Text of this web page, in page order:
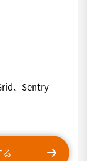
、Sentry